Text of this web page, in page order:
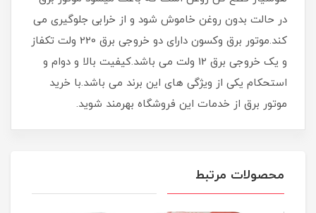
در حالت بدون روغن خاموش شود و از خرابی جلوگیری می
کند.موتور برق وکسون دارای دو خروجی برق 220 ولت تکفاز
و یک خروجی برق 12 ولت می باشد.کیفیت بالا و دوام و
استحکام یکی از ویژگی های این برند می باشد.با خرید
موتور برق از خدمات این فروشگاه بهرمند شوید.
محصولات مرتبط